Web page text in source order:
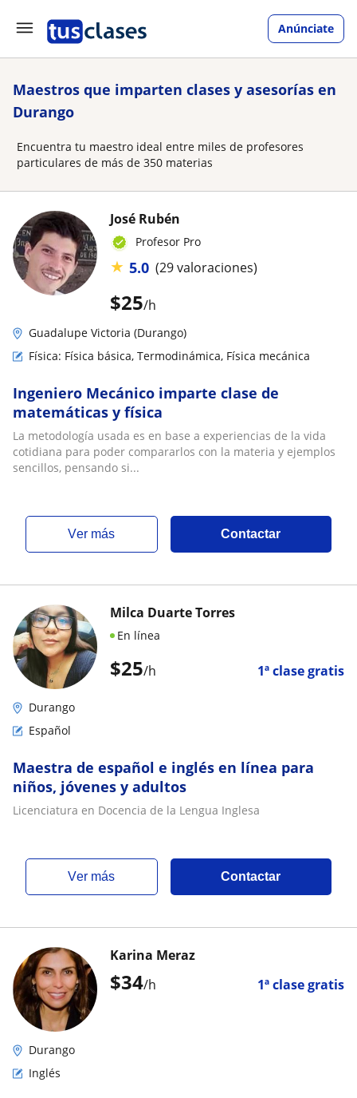
Anúnciate
Maestros que imparten clases y asesorías en
Durango
Encuentra tu maestro ideal entre miles de profesores
particulares de más de 350 materias
$25/h
José Rubén
Profesor Pro
★ 5.0 (29 valoraciones)
Guadalupe Victoria (Durango)
Física: Física básica, Termodinámica, Física mecánica
Ingeniero Mecánico imparte clase de
matemáticas y física
La metodología usada es en base a experiencias de la vida
cotidiana para poder compararlos con la materia y ejemplos
sencillos, pensando si...
ver más Contactar
$25/h 1ª clase gratis
Milca Duarte Torres
En línea
Durango
Español
Maestra de español e inglés en línea para
niños, jóvenes y adultos
Licenciatura en Docencia de la Lengua Inglesa
ver más Contactar
$34/h 1ª clase gratis
Karina Meraz
Durango
Inglés